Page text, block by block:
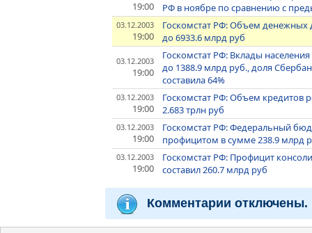
19:00
РФ в ноябре по сравнению с
03.12.2003
19:00
Госкомстат РФ: Объем денежных
до 6933.6 млрд руб
03.12.2003
19:00
Госкомстат РФ: Вклады
до 1388.9 млрд руб., доля
составила 64%
03.12.2003
19:00
Госкомстат РФ: Объем кредитов
2.683 трлн руб
03.12.2003
19:00
Госкомстат РФ: Федеральный
профицитом в сумме 238.9 млрд
03.12.2003
19:00
Госкомстат РФ: Профицит
составил 260.7 млрд руб
Комментарии отключены.